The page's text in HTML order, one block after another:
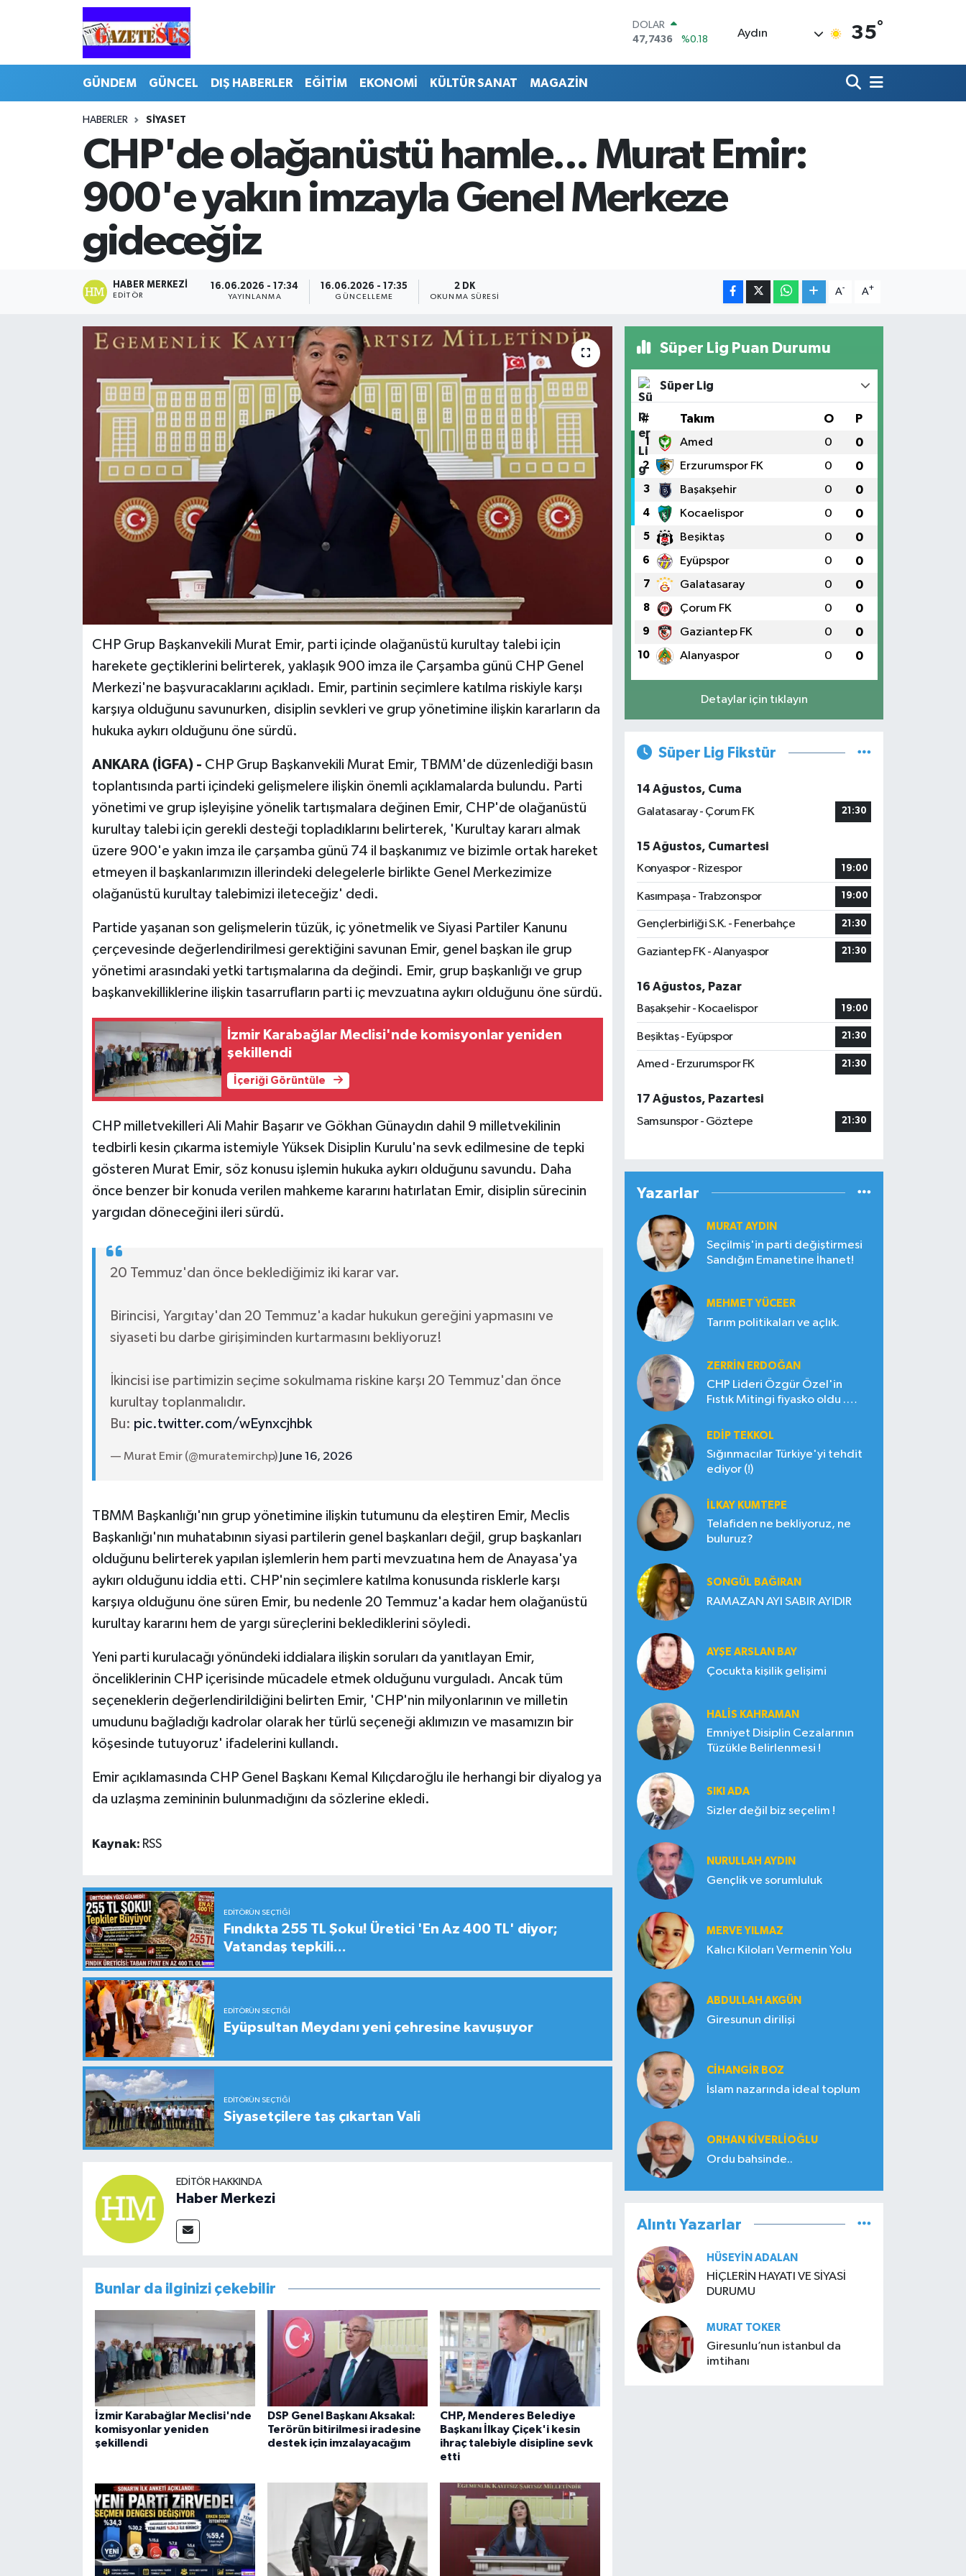
DOLAR
47,7436
%0.18
13.779
%-14
BITCOIN
64.959,79
Aydın 35°
GÜNDEM GÜNCEL DIŞ HABERLER EĞİTİM EKONOMİ KÜLTÜR SANAT MAGAZİN
HABERLER SİYASET
CHP'de olağanüstü hamle... Murat Emir:
900'e yakın imzayla Genel Merkeze
gideceğiz
HABER MERKEZI
EDITÖR
16.06.2026 - 17:34
YAYINLANMA
16.06.2026 - 17:35
GÜNCELLEME
2 DK
OKUNMA SÜRESI
A- A+
CHP Grup Başkanvekili Murat Emir, parti içinde olağanüstü kurultay talebi için
harekete geçtiklerini belirterek, yaklaşık 900 imza ile Çarşamba günü CHP Genel
Merkezi'ne başvuracaklarını açıkladı. Emir, partinin seçimlere katılma riskiyle karşı
karşıya olduğunu savunurken, disiplin sevkleri ve grup yönetimine ilişkin kararların da
hukuka aykırı olduğunu öne sürdü.
ANKARA (İGFA) - CHP Grup Başkanvekili Murat Emir, TBMM'de düzenlediği basın
toplantısında parti içindeki gelişmelere ilişkin önemli açıklamalarda bulundu. Parti
yönetimi ve grup işleyişine yönelik tartışmalara değinen Emir, CHP'de olağanüstü
kurultay talebi için gerekli desteği topladıklarını belirterek, 'Kurultay kararı almak
üzere 900'e yakın imza ile çarşamba günü 74 il başkanımız ve bizimle ortak hareket
etmeyen il başkanlarımızın illerindeki delegelerle birlikte Genel Merkezimize
olağanüstü kurultay talebimizi ileteceğiz' dedi.
Partide yaşanan son gelişmelerin tüzük, iç yönetmelik ve Siyasi Partiler Kanunu
çerçevesinde değerlendirilmesi gerektiğini savunan Emir, genel başkan ile grup
yönetimi arasındaki yetki tartışmalarına da değindi. Emir, grup başkanlığı ve grup
başkanvekilliklerine ilişkin tasarrufların parti iç mevzuatına aykırı olduğunu öne sürdü.
İzmir Karabağlar Meclisi'nde komisyonlar yeniden
şekillendi
İçeriği Görüntüle
CHP milletvekilleri Ali Mahir Başarır ve Gökhan Günaydın dahil 9 milletvekilinin
tedbirli kesin çıkarma istemiyle Yüksek Disiplin Kurulu'na sevk edilmesine de tepki
gösteren Murat Emir, söz konusu işlemin hukuka aykırı olduğunu savundu. Daha
önce benzer bir konuda verilen mahkeme kararını hatırlatan Emir, disiplin sürecinin
yargıdan döneceğini ileri sürdü.
20 Temmuz'dan önce beklediğimiz iki karar var.
Birincisi, Yargıtay'dan 20 Temmuz'a kadar hukukun gereğini yapmasını ve
siyaseti bu darbe girişiminden kurtarmasını bekliyoruz!
İkincisi ise partimizin seçime sokulmama riskine karşı 20 Temmuz'dan önce
kurultay toplanmalıdır.
Bu: pic.twitter.com/wEynxcjhbk
— Murat Emir (@muratemirchp) June 16, 2026
TBMM Başkanlığı'nın grup yönetimine ilişkin tutumunu da eleştiren Emir, Meclis
Başkanlığı'nın muhatabının siyasi partilerin genel başkanları değil, grup başkanları
olduğunu belirterek yapılan işlemlerin hem parti mevzuatına hem de Anayasa'ya
aykırı olduğunu iddia etti. CHP'nin seçimlere katılma konusunda risklerle karşı
karşıya olduğunu öne süren Emir, bu nedenle 20 Temmuz'a kadar hem olağanüstü
kurultay kararını hem de yargı süreçlerini beklediklerini söyledi.
Yeni parti kurulacağı yönündeki iddialara ilişkin soruları da yanıtlayan Emir,
önceliklerinin CHP içerisinde mücadele etmek olduğunu vurguladı. Ancak tüm
seçeneklerin değerlendirildiğini belirten Emir, 'CHP'nin milyonlarının ve milletin
umudunu bağladığı kadrolar olarak her türlü seçeneği aklımızın ve masamızın bir
köşesinde tutuyoruz' ifadelerini kullandı.
Emir açıklamasında CHP Genel Başkanı Kemal Kılıçdaroğlu ile herhangi bir diyalog ya
da uzlaşma zemininin bulunmadığını da sözlerine ekledi.
Kaynak: RSS
EDITÖRÜN SEÇTIĞI
Fındıkta 255 TL Şoku! Üretici 'En Az 400 TL' diyor;
Vatandaş tepkili...
EDITÖRÜN SEÇTIĞI
Eyüpsultan Meydanı yeni çehresine kavuşuyor
EDITÖRÜN SEÇTIĞI
Siyasetçilere taş çıkartan Vali
EDITÖR HAKKINDA
Haber Merkezi
Bunlar da ilginizi çekebilir
İzmir Karabağlar Meclisi'nde
komisyonlar yeniden
şekillendi
DSP Genel Başkanı Aksakal:
Terörün bitirilmesi iradesine
destek için imzalayacağım
CHP, Menderes Belediye
Başkanı İlkay Çiçek'i kesin
ihraç talebiyle disipline sevk
etti
Süper Lig Puan Durumu
Süper Lig
# Takım O P
1 Amed 0 0
2 Erzurumspor FK 0 0
3 Başakşehir 0 0
4 Kocaelispor 0 0
5 Beşiktaş 0 0
6 Eyüpspor 0 0
7 Galatasaray 0 0
8 Çorum FK 0 0
9 Gaziantep FK 0 0
10 Alanyaspor 0 0
Detaylar için tıklayın
Süper Lig Fikstür
14 Ağustos, Cuma
Galatasaray - Çorum FK
21:30
15 Ağustos, Cumartesi
Konyaspor - Rizespor
19:00
Kasımpaşa - Trabzonspor 19:00
Gençlerbirliği S.K. - Fenerbahçe 21:30
Gaziantep FK - Alanyaspor 21:30
16 Ağustos, Pazar
Başakşehir - Kocaelispor
19:00
Beşiktaş - Eyüpspor 21:30
Amed - Erzurumspor FK 21:30
17 Ağustos, Pazartesi
Samsunspor - Göztepe
21:30
Yazarlar
MURAT AYDIN
Seçilmiş'in parti değiştirmesi
Sandığın Emanetine İhanet!
MEHMET YÜCEER
Tarım politikaları ve açlık.
ZERRIN ERDOĞAN
CHP Lideri Özgür Özel'in
Fıstık Mitingi fiyasko oldu .
EDIP TEKKOL
Sığınmacılar Türkiye'yi tehdit
ediyor (!)
İLKAY KUMTEPE
Telafiden ne bekliyoruz, ne
buluruz?
SONGÜL BAĞIRAN
RAMAZAN AYI SABIR AYIDIR
AYŞE ARSLAN BAY
Çocukta kişilik gelişimi
HALIS KAHRAMAN
Emniyet Disiplin Cezalarının
Tüzükle Belirlenmesi !
SIKI ADA
Sizler değil biz seçelim !
NURULLAH AYDIN
Gençlik ve sorumluluk
MERVE YILMAZ
Kalıcı Kiloları Vermenin Yolu
ABDULLAH AKGÜN
Giresunun dirilişi
CIHANGIR BOZ
İslam nazarında ideal toplum
ORHAN KIVERLIOĞLU
Ordu bahsinde..
Alıntı Yazarlar
HÜSEYIN ADALAN
HİÇLERİN HAYATI VE SİYASİ
DURUMU
MURAT TOKER
Giresunlu’nun istanbul da
imtihanı